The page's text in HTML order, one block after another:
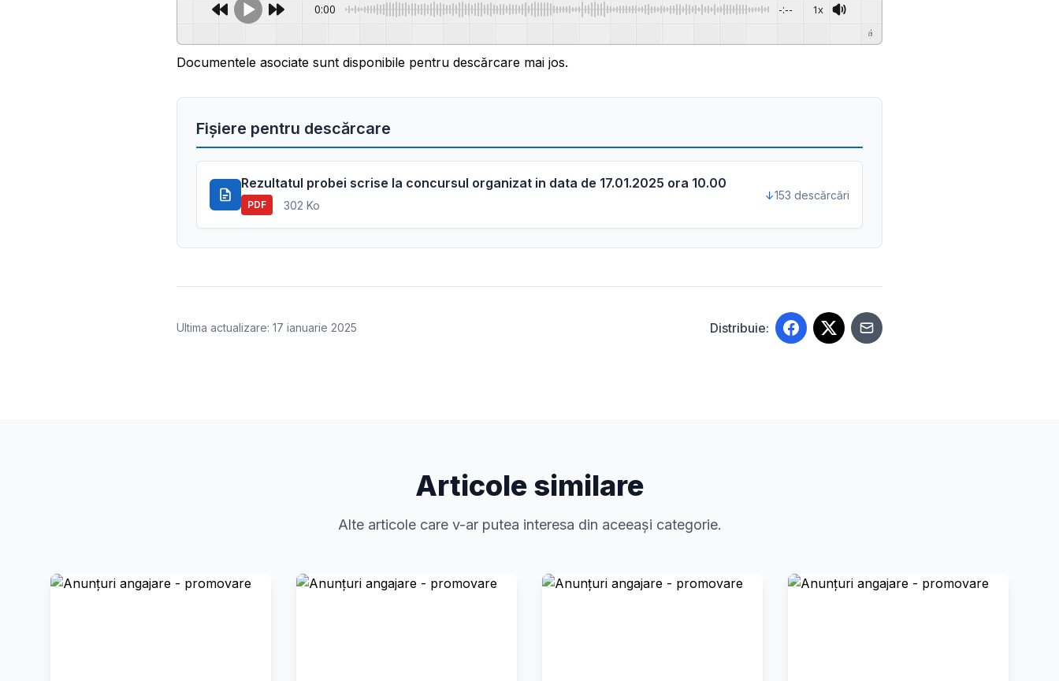
0:00 -:-- 1x
GSpeech
Documentele asociate sunt disponibile pentru descărcare mai jos.
Fișiere pentru descărcare
Rezultatul probei scrise la concursul organizat in data de 17.01.2025 ora 10.00
PDF 302 Ko
153 descărcări
Ultima actualizare: 17 ianuarie 2025 Distribuie:
Articole similare
Alte articole care v-ar putea interesa din aceeași categorie.